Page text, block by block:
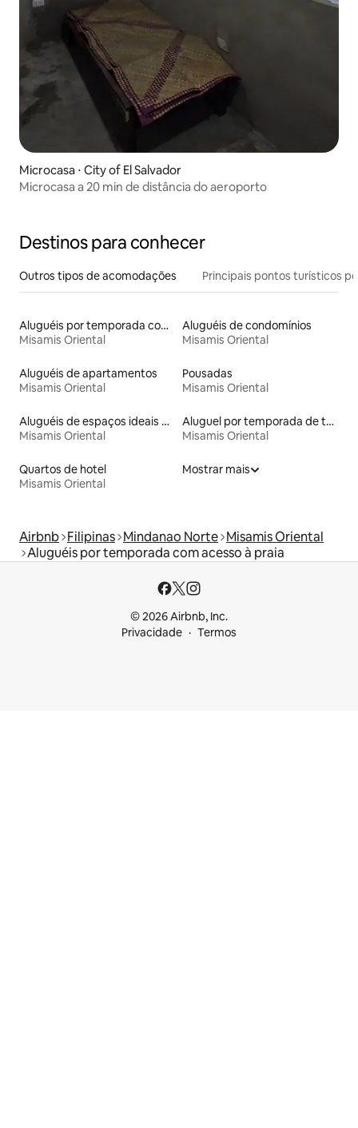
Microcasa ⋅ City of El Salvador
Microcasa a 20 min de distância do aeroporto
Destinos para conhecer
Outros tipos de acomodações Principais pontos turísticos
Aluguéis por temporada com café da manhã
Misamis Oriental
Aluguéis de condomínios
Misamis Oriental
Aluguéis de apartamentos
Misamis Oriental
Pousadas
Misamis Oriental
Aluguéis de espaços ideais para famílias
Misamis Oriental
Aluguel por temporada de townhouses
Misamis Oriental
Quartos de hotel
Misamis Oriental
Mostrar mais
Airbnb Filipinas Mindanao Norte Misamis Oriental
Aluguéis por temporada com acesso à praia
© 2026 Airbnb, Inc.
Privacidade
Termos